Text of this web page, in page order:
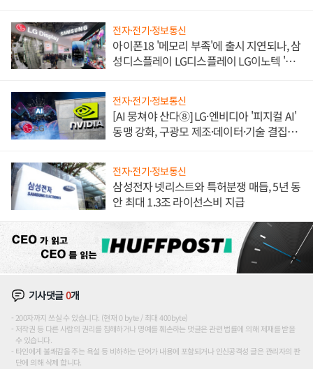
전자·전기·정보통신
아이폰18 '메모리 부족'에 출시 지연되나, 삼
성디스플레이 LG디스플레이 LG이노텍 '탈
전자·전기·정보통신
[AI 뭉쳐야 산다⑧] LG·엔비디아 '피지컬 AI'
동맹 강화, 구광모 제조·데이터·기술 결집
전자·전기·정보통신
삼성전자 넷리스트와 특허분쟁 매듭, 5년 동
안 최대 1.3조 라이선스비 지급
기사댓글0개
200자까지 쓰실 수 있습니다. (현재 0 byte / 최대 400byte)
저작권 등 다른 사람의 권리를 침해하거나 명예를 훼손하는 댓글은 관련 법률에 의해 제재를 받을
수 있습니다.
타인에게 불쾌감을 주는 욕설 등 비하하는 단어가 내용에 포함되거나 인신공격성 글은 관리자의 판
단에 의해 삭제 합니다.